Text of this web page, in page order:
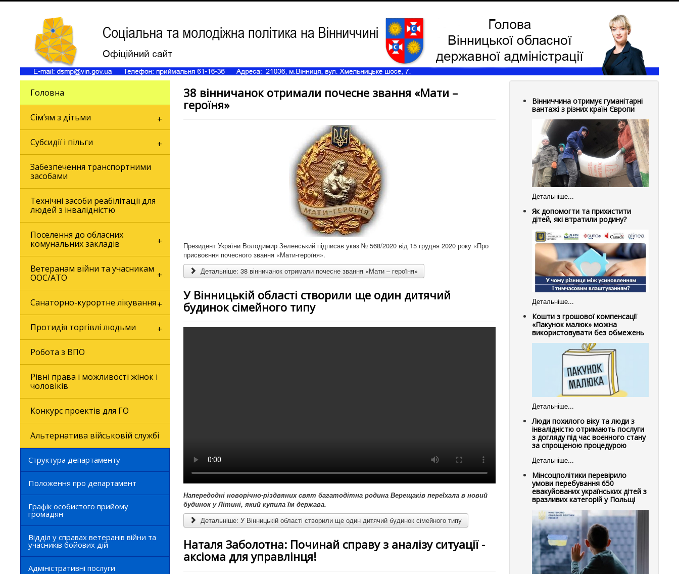
Головна
Сім’ям з дітьми
Субсидії і пільги
Забезпечення транспортними
засобами
Технічні засоби реабілітації для
людей з інвалідністю
Поселення до обласних
комунальних закладів
Ветеранам війни та учасникам
ООС/АТО
Санаторно-курортне лікування
Протидія торгівлі людьми
Робота з ВПО
Рівні права і можливості жінок і
чоловіків
Конкурс проектів для ГО
Альтернатива військовій службі
Структура департаменту
Положення про департамент
Графік особистого прийому
громадян
Відділ у справах ветеранів війни та
учасників бойових дій
Адміністративні послуги
38 вінничанок отримали почесне звання «Мати –
героїня»
Президент України Володимир Зеленський підписав указ № 568/2020 від 15 грудня 2020 року «Про
присвоєння почесного звання «Мати-героїня».
Детальніше: 38 вінничанок отримали почесне звання «Мати – героїня»
У Вінницькій області створили ще один дитячий
будинок сімейного типу
Напередодні новорічно-різдвяних свят багатодітна родина Верещаків переїхала в новий
будинок у Літині, який купила їм держава.
Детальніше: У Вінницькій області створили ще один дитячий будинок сімейного типу
Наталя Заболотна: Починай справу з аналізу ситуації -
аксіома для управлінця!
Вінниччина отримує гуманітарні
вантажі з різних країн Європи
Детальніше...
Як допомогти та прихистити
дітей, які втратили родину?
Детальніше...
Кошти з грошової компенсації
«Пакунок малюк» можна
використовувати без обмежень
Детальніше...
Люди похилого віку та люди з
інвалідністю отримають послуги
з догляду під час воєнного стану
за спрощеною процедурою
Детальніше...
Мінсоцполітики перевірило
умови перебування 650
евакуйованих українських дітей з
вразливих категорій у Польщі